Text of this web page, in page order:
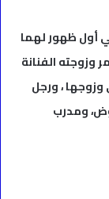
أول ظهور لهما
وزوجته الفنانة
، ورجل
ومدرب